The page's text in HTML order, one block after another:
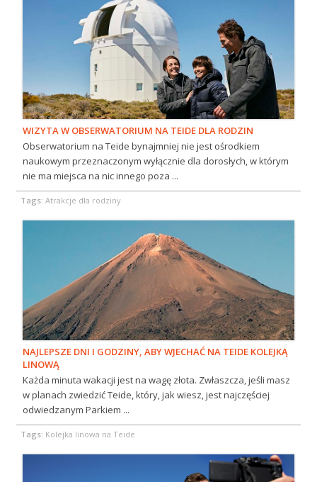
WIZYTA W OBSERWATORIUM NA TEIDE DLA RODZIN
Obserwatorium na Teide bynajmniej nie jest ośrodkiem
naukowym przeznaczonym wyłącznie dla dorosłych, w którym
nie ma miejsca na nic innego poza ...
Tags: Atrakcje dla rodziny
NAJLEPSZE DNI I GODZINY, ABY WJECHAĆ NA TEIDE KOLEJKĄ
LINOWĄ
Każda minuta wakacji jest na wagę złota. Zwłaszcza, jeśli masz
w planach zwiedzić Teide, który, jak wiesz, jest najczęściej
odwiedzanym Parkiem ...
Tags: Kolejka linowa na Teide